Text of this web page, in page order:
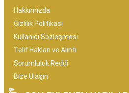
Hakkımızda
Gizlilik Politikası
Kullanıcı Sözleşmesi
Telif Hakları ve Alıntı
Sorumluluk Reddi
Bize Ulaşın